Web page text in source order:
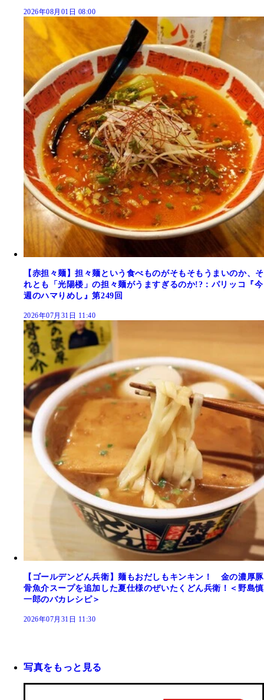
2026年08月01日 08:00
【赤担々麺】担々麺という食べものがそもそもうまいのか、そ
れとも「光陽楼」の担々麺がうますぎるのか!?：パリッコ『今
週のハマりめし』第249回
2026年07月31日 11:40
【ゴールデンどん兵衛】麺もおだしもキンキン！ 金の濃厚豚
骨魚介スープを追加した夏仕様のぜいたくどん兵衛！＜野島慎
一郎のバカレシピ＞
2026年07月31日 11:30
写真をもっと見る